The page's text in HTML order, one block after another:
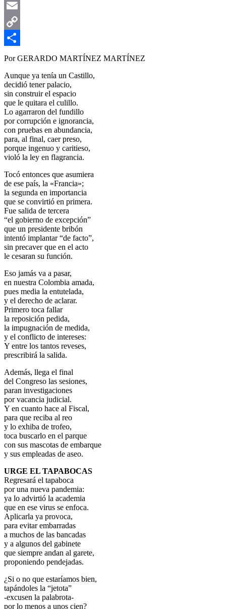
WhatsApp
Email
Copy
Link
Compartir
Por GERARDO MARTÍNEZ MARTÍNEZ
Aunque ya tenía un Castillo,
decidió tener palacio,
sin construir el espacio
que le quitara el culillo.
Lo agarraron del fundillo
por corrupción e ignorancia,
con pruebas en abundancia,
para, al final, caer preso,
porque ingenuo y caritieso,
violó la ley en flagrancia.
Tocó entonces que asumiera
de ese país, la «Francia»;
la segunda en importancia
que se convirtió en primera.
Fue salida de tercera
“el gobierno de excepción”
que un presidente bribón
intentó implantar “de facto”,
sin precaver que en el acto
le cesaran su función.
Eso jamás va a pasar,
en nuestra Colombia amada,
pues media la entutelada,
y el derecho de aclarar.
Primero toca fallar
la reposición pedida,
la impugnación de medida,
y el conflicto de intereses:
Y entre los tantos reveses,
prescribirá la salida.
Además, llega el final
del Congreso las sesiones,
paran investigaciones
por vacancia judicial.
Y en cuanto hace al Fiscal,
para que reciba al reo
y lo exhiba de trofeo,
toca buscarlo en el parque
con sus mascotas de embarque
y sus empleadas de aseo.
URGE EL TAPABOCAS
Regresará el tapaboca
por una nueva pandemia:
ya lo advirtió la academia
que en ese virus se enfoca.
Aplicarla ya provoca,
para evitar embarradas
a muchos de las bancadas
y a algunos del gabinete
que siempre andan al garete,
proponiendo pendejadas.
¿Si o no que estaríamos bien,
tapándoles la “jetota”
-excusen la palabrota-
por lo menos a unos cien?